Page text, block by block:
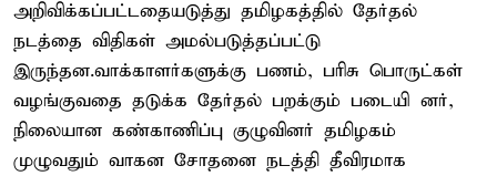
அறிவிக்கப்பட்டதையடுத்து தமிழகத்தில் தேர்தல்
நடத்தை விதிகள் அமல்படுத்தப்பட்டு
இருந்தன.வாக்காளர்களுக்கு பணம், பரிசு பொருட்கள்
வழங்குவதை தடுக்க தேர்தல் பறக்கும் படையி னர்,
நிலையான கண்காணிப்பு குழுவினர் தமிழகம்
முழுவதும் வாகன சோதனை நடத்தி தீவிரமாக